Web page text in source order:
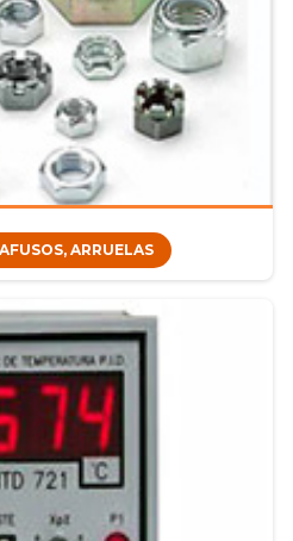
ARRUELAS